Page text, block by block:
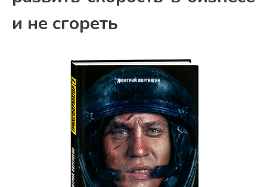
и не сгореть